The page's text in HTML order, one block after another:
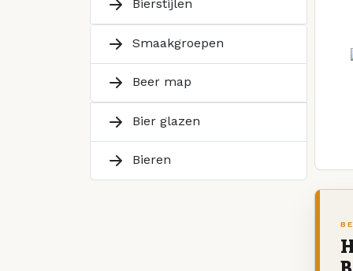
Bierstijlen
Smaakgroepen
Beer map
Bier glazen
Bieren